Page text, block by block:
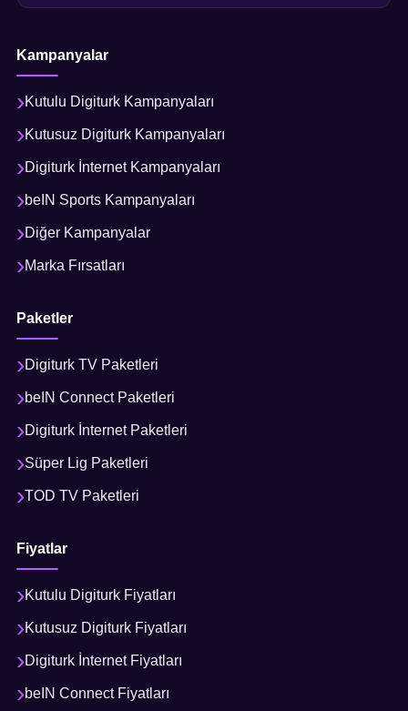
Kampanyalar
Kutulu Digiturk Kampanyaları
Kutusuz Digiturk Kampanyaları
Digiturk İnternet Kampanyaları
beIN Sports Kampanyaları
Diğer Kampanyalar
Marka Fırsatları
Paketler
Digiturk TV Paketleri
beIN Connect Paketleri
Digiturk İnternet Paketleri
Süper Lig Paketleri
TOD TV Paketleri
Fiyatlar
Kutulu Digiturk Fiyatları
Kutusuz Digiturk Fiyatları
Digiturk İnternet Fiyatları
beIN Connect Fiyatları